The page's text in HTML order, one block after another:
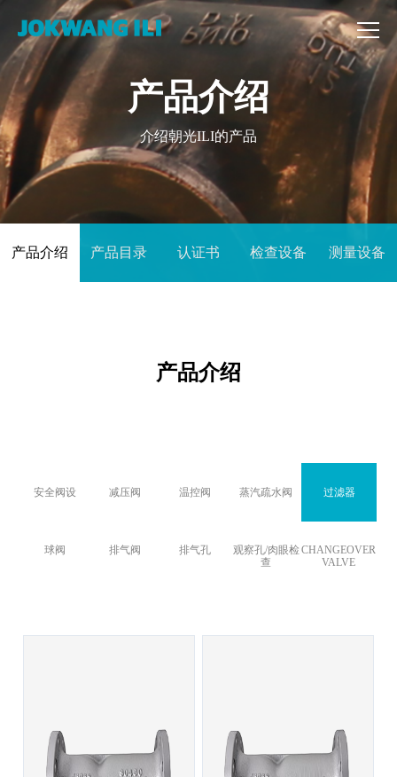
产品介绍
介绍朝光ILI的产品
产品介绍 产品目录 认证书 检查设备 测量设备
产品介绍
安全阀设 减压阀 温控阀 蒸汽疏水阀 过滤器
球阀 排气阀 排气孔
观察孔/肉眼检
查
CHANGEOVER
VALVE